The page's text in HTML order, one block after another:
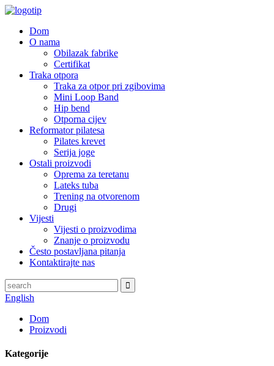
Dom
O nama
Obilazak fabrike
Certifikat
Traka otpora
Traka za otpor pri zgibovima
Mini Loop Band
Hip bend
Otporna cijev
Reformator pilatesa
Pilates krevet
Serija joge
Ostali proizvodi
Oprema za teretanu
Lateks tuba
Trening na otvorenom
Drugi
Vijesti
Vijesti o proizvodima
Znanje o proizvodu
Često postavljana pitanja
Kontaktirajte nas
English
Dom
Proizvodi
Kategorije